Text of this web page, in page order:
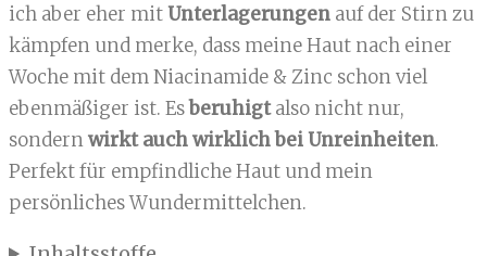
ich aber eher mit Unterlagerungen auf der Stirn zu
kämpfen und merke, dass meine Haut nach einer
Woche mit dem Niacinamide & Zinc schon viel
ebenmäßiger ist. Esberuhigtalso nicht nur,
sondernwirkt auch wirklich bei Unreinheiten.
Perfekt für empfindliche Haut und mein
persönliches Wundermittelchen.